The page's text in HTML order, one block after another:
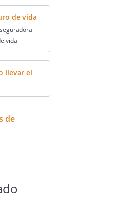
de vida
vida
llevar el
de